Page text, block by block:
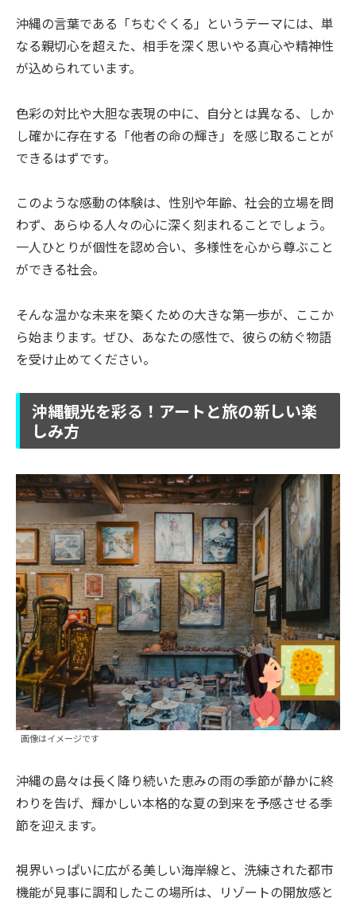
沖縄の言葉である「ちむぐくる」というテーマには、単
なる親切心を超えた、相手を深く思いやる真心や精神性
が込められています。
色彩の対比や大胆な表現の中に、自分とは異なる、しか
し確かに存在する「他者の命の輝き」を感じ取ることが
できるはずです。
このような感動の体験は、性別や年齢、社会的立場を問
わず、あらゆる人々の心に深く刻まれることでしょう。
一人ひとりが個性を認め合い、多様性を心から尊ぶこと
ができる社会。
そんな温かな未来を築くための大きな第一歩が、ここか
ら始まります。ぜひ、あなたの感性で、彼らの紡ぐ物語
を受け止めてください。
沖縄観光を彩る！アートと旅の新しい楽
しみ方
画像はイメージです
沖縄の島々は長く降り続いた恵みの雨の季節が静かに終
わりを告げ、輝かしい本格的な夏の到来を予感させる季
節を迎えます。
視界いっぱいに広がる美しい海岸線と、洗練された都市
機能が見事に調和したこの場所は、リゾートの開放感と